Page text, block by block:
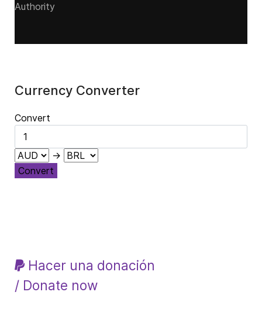
Authority
Currency Converter
Convert
→
Convert
Hacer una donación
/ Donate now